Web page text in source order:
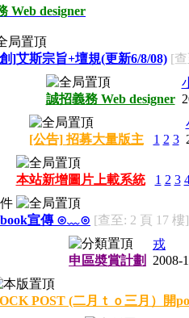
Web designer
]艾斯宗旨+壇規(更新6/8/08) [
誠招義務 Web designer
[公告] 招募大量版主 1 2 3
本站新增圖片上載系統 1 2 3
宣傳 ⊙﹏⊙ [查至: 2 頁 17 樓]
申區奬賞計劃
戎
2008-
POST (二月ｔｏ三月）開